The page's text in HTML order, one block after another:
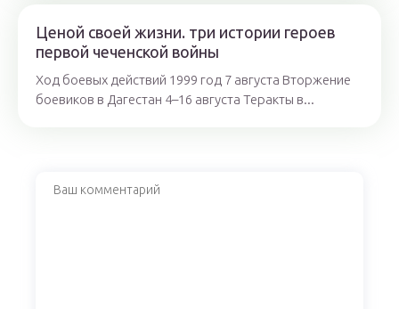
Ценой своей жизни. три истории героев
первой чеченской войны
Ход боевых действий 1999 год 7 августа Вторжение
боевиков в Дагестан 4–16 августа Теракты в...